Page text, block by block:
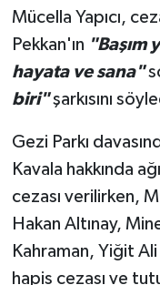
Mücella Yapıcı,
Pekkan'ın "Başım
hayata ve sana"
biri"şarkısını
Gezi Parkı
Kavala hakkında
cezası verilirken,
Hakan Altınay,
Kahraman, Yiğit Ali
hapis cezası ve